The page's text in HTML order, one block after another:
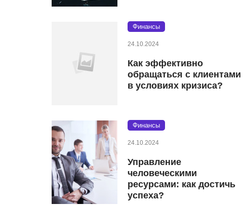
Финансы
24.10.2024
Как эффективно
обращаться с клиентами
в условиях кризиса?
Финансы
24.10.2024
Управление
человеческими
ресурсами: как достичь
успеха?